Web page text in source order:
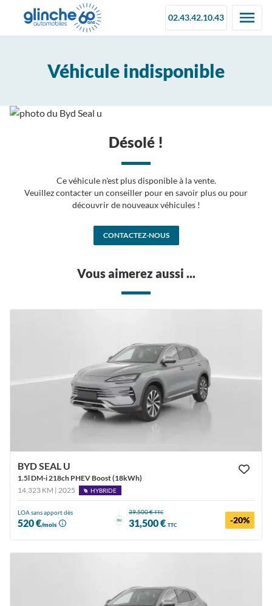
02.43.42.10.43
Véhicule indisponible
Désolé !
Ce véhicule n'est plus disponible à la vente.
Veuillez contacter un conseiller pour en savoir plus ou pour
découvrir de nouveaux véhicules !
CONTACTEZ-NOUS
Vous aimerez aussi ...
BYD SEAL U
1.5l DM-i 218ch PHEV Boost (18kWh)
14,323 KM | 2025
HYBRIDE
LOA sans apport dès
520 €/mois
ou
39,500 €TTC
31,500 € TTC -20%